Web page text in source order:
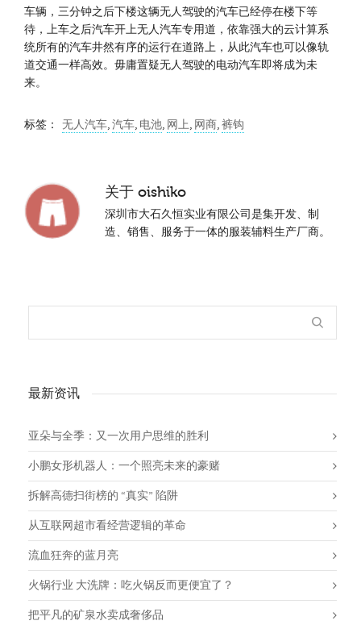
车辆，三分钟之后下楼这辆无人驾驶的汽车已经停在楼下等
待，上车之后汽车开上无人汽车专用道，依靠强大的云计算系
统所有的汽车井然有序的运行在道路上，从此汽车也可以像轨
道交通一样高效。毋庸置疑无人驾驶的电动汽车即将成为未
来。
标签： 无人汽车,汽车, 电池, 网上, 网商,裤钩
关于 oishiko
深圳市大石久恒实业有限公司是集开发、制
造、销售、服务于一体的服装辅料生产厂商。
最新资讯
亚朵与全季：又一次用户思维的胜利
小鹏女形机器人：一个照亮未来的豪赌
拆解高德扫街榜的 “真实” 陷阱
从互联网超市看经营逻辑的革命
流血狂奔的蓝月亮
火锅行业 大洗牌：吃火锅反而更便宜了？
把平凡的矿泉水卖成奢侈品